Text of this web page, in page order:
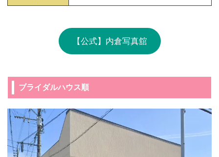
【公式】内倉写真舘
ブライダルハウス順